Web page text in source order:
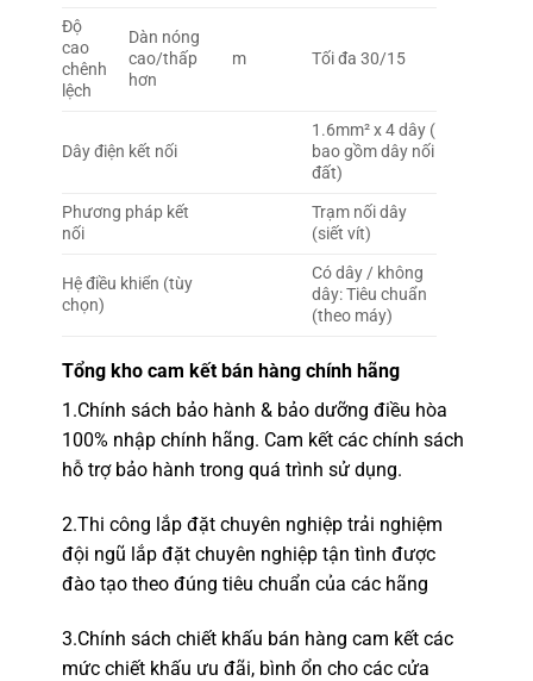
Độ
cao
chênh
lệch
Dàn nóng
cao/thấp
hơn
m Tối đa 30/15
Dây điện kết nối
1.6mm² x 4 dây (
bao gồm dây nối
đất)
Phương pháp kết
nối
Trạm nối dây
(siết vít)
Hệ điều khiển (tùy
chọn)
Có dây / không
dây: Tiêu chuẩn
(theo máy)
Tổng kho cam kết bán hàng chính hãng
1.Chính sách bảo hành & bảo dưỡng điều hòa
100% nhập chính hãng. Cam kết các chính sách
hỗ trợ bảo hành trong quá trình sử dụng.
2.Thi công lắp đặt chuyên nghiệptrải nghiệm
đội ngũ lắp đặt chuyên nghiệp tận tình được
đào tạo theo đúng tiêu chuẩn của các hãng
3.Chính sách chiết khấu bán hàng cam kết các
mức chiết khấu ưu đãi, bình ổn cho các cửa